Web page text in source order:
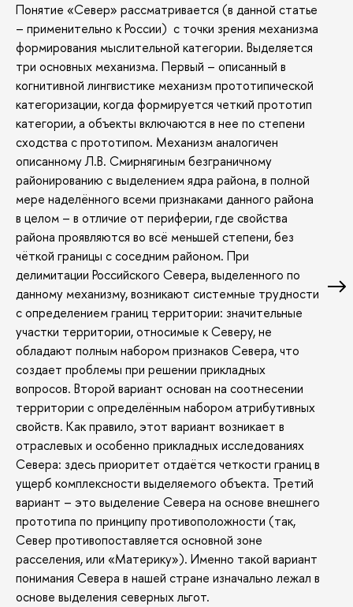
Понятие «Север» рассматривается (в данной статье
– применительно к России) с точки зрения механизма
формирования мыслительной категории. Выделяется
три основных механизма. Первый – описанный в
когнитивной лингвистике механизм прототипической
категоризации, когда формируется четкий прототип
категории, а объекты включаются в нее по степени
сходства с прототипом. Механизм аналогичен
описанному Л.В. Смирнягиным безграничному
районированию с выделением ядра района, в полной
мере наделённого всеми признаками данного района
в целом – в отличие от периферии, где свойства
района проявляются во всё меньшей степени, без
чёткой границы с соседним районом. При
делимитации Российского Севера, выделенного по
данному механизму, возникают системные трудности
с определением границ территории: значительные
участки территории, относимые к Северу, не
обладают полным набором признаков Севера, что
создает проблемы при решении прикладных
вопросов. Второй вариант основан на соотнесении
территории с определённым набором атрибутивных
свойств. Как правило, этот вариант возникает в
отраслевых и особенно прикладных исследованиях
Севера: здесь приоритет отдаётся четкости границ в
ущерб комплексности выделяемого объекта. Третий
вариант – это выделение Севера на основе внешнего
прототипа по принципу противоположности (так,
Север противопоставляется основной зоне
расселения, или «Материку»). Именно такой вариант
понимания Севера в нашей стране изначально лежал в
основе выделения северных льгот.